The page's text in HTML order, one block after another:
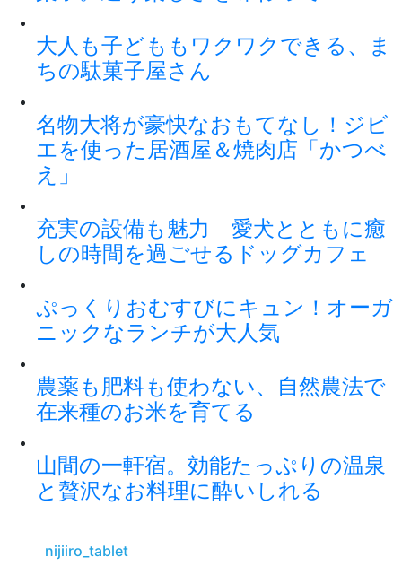
大人も子どももワクワクできる、ま
ちの駄菓子屋さん
名物大将が豪快なおもてなし！ジビ
エを使った居酒屋＆焼肉店「かつべ
え」
充実の設備も魅力 愛犬とともに癒
しの時間を過ごせるドッグカフェ
ぷっくりおむすびにキュン！オーガ
ニックなランチが大人気
農薬も肥料も使わない、自然農法で
在来種のお米を育てる
山間の一軒宿。効能たっぷりの温泉
と贅沢なお料理に酔いしれる
nijiiro_tablet